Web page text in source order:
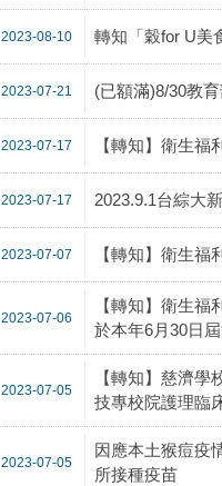
2023-08-10 轉知「穀for U美
2023-07-21 (已額滿)8/30教
2023-07-17 【轉知】衛生
2023-07-17 2023.9.1台綜大
2023-07-07 【轉知】衛生
2023-07-06
【轉知】衛生
於本年6月30日
2023-07-05
【轉知】慈濟
技專校院護理臨
2023-07-05
因應本土猴痘疫
所接種疫苗